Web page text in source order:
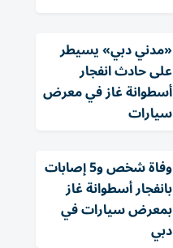
«مدني دبي» يسيطر
على حادث انفجار
أسطوانة غاز في معرض
سيارات
وفاة شخص و5 إصابات
بانفجار أسطوانة غاز
بمعرض سيارات في
دبي